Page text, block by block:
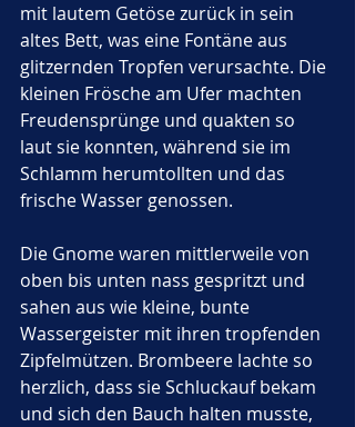
mit lautem Getöse zurück in sein
altes Bett, was eine Fontäne aus
glitzernden Tropfen verursachte. Die
kleinen Frösche am Ufer machten
Freudensprünge und quakten so
laut sie konnten, während sie im
Schlamm herumtollten und das
frische Wasser genossen.
Die Gnome waren mittlerweile von
oben bis unten nass gespritzt und
sahen aus wie kleine, bunte
Wassergeister mit ihren tropfenden
Zipfelmützen. Brombeere lachte so
herzlich, dass sie Schluckauf bekam
und sich den Bauch halten musste,